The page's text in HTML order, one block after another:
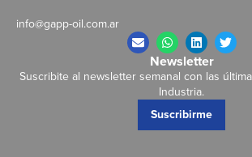
info@gapp-oil.com.ar
Newsletter
Suscribite al newsletter semanal con las
Industria.
Suscribirme